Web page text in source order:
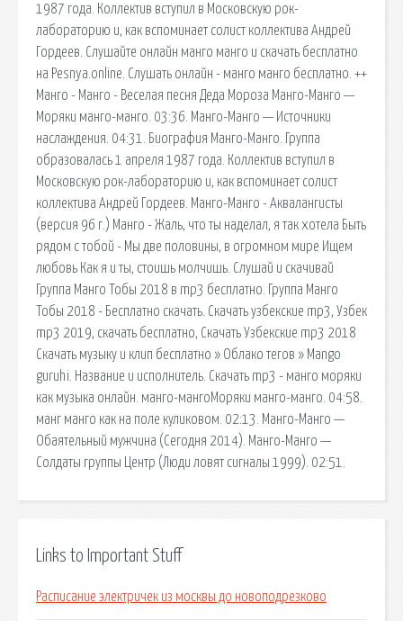
1987 года. Коллектив вступил в Московскую рок-
лабораторию и, как вспоминает солист коллектива Андрей
Гордеев. Слушайте онлайн манго манго и скачать бесплатно
на Pesnya.online. Слушать онлайн - манго манго бесплатно. ++
Манго - Манго - Веселая песня Деда Мороза Манго-Манго —
Моряки манго-манго. 03:36. Манго-Манго — Источники
наслаждения. 04:31. Биография Манго-Манго. Группа
образовалась 1 апреля 1987 года. Коллектив вступил в
Московскую рок-лабораторию и, как вспоминает солист
коллектива Андрей Гордеев. Манго-Манго - Аквалангисты
(версия 96 г.) Манго - Жаль, что ты наделал, я так хотела Быть
рядом с тобой - Мы две половины, в огромном мире Ищем
любовь Как я и ты, стоишь молчишь. Слушай и скачивай
Группа Манго Тобы 2018 в mp3 бесплатно. Группа Манго
Тобы 2018 - Бесплатно скачать. Скачать узбекские mp3, Узбек
mp3 2019, скачать бесплатно, Скачать Узбекские mp3 2018
Скачать музыку и клип бесплатно » Облако тегов » Mango
guruhi. Название и исполнитель. Скачать mp3 - манго моряки
как музыка онлайн. манго-мангоМоряки манго-манго. 04:58.
манг манго как на поле куликовом. 02:13. Манго-Манго —
Обаятельный мужчина (Сегодня 2014). Манго-Манго —
Солдаты группы Центр (Люди ловят сигналы 1999). 02:51.
Links to Important Stuff
Расписание электричек из москвы до новоподрезково